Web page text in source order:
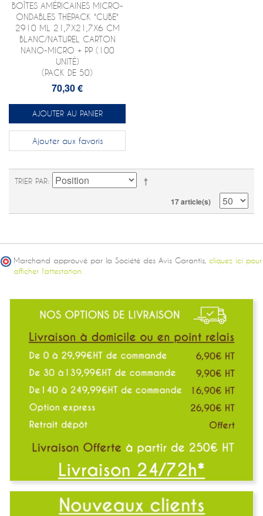
BOÎTES AMÉRICAINES MICRO-
ONDABLES THEPACK "CUBE"
2910 ML 21,7X21,7X6 CM
BLANC/NATUREL CARTON
NANO-MICRO + PP (100
UNITÉ)
(PACK DE 50)
70,30 €
AJOUTER AU PANIER
Ajouter aux favoris
TRIER PAR
17 article(s)
Marchand approuvé par la Société des Avis Garantis, cliquez ici pour
afficher l'attestation.